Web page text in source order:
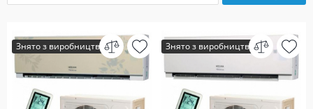
Знято з виробництва Знято з виробництва